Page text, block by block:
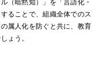
（暗黙知）」を「言語化・
ることで、組織全体でのス
属人化を防ぐと共に、教育
ょう。